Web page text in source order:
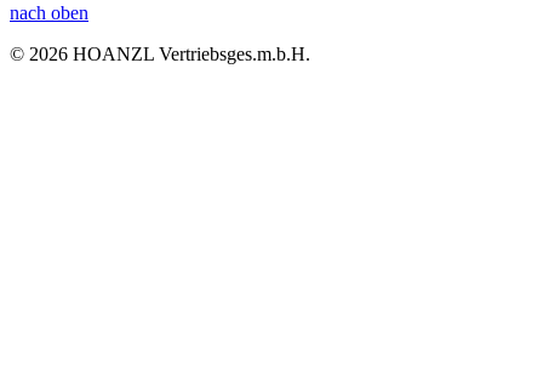
nach oben
© 2026 HOANZL Vertriebsges.m.b.H.